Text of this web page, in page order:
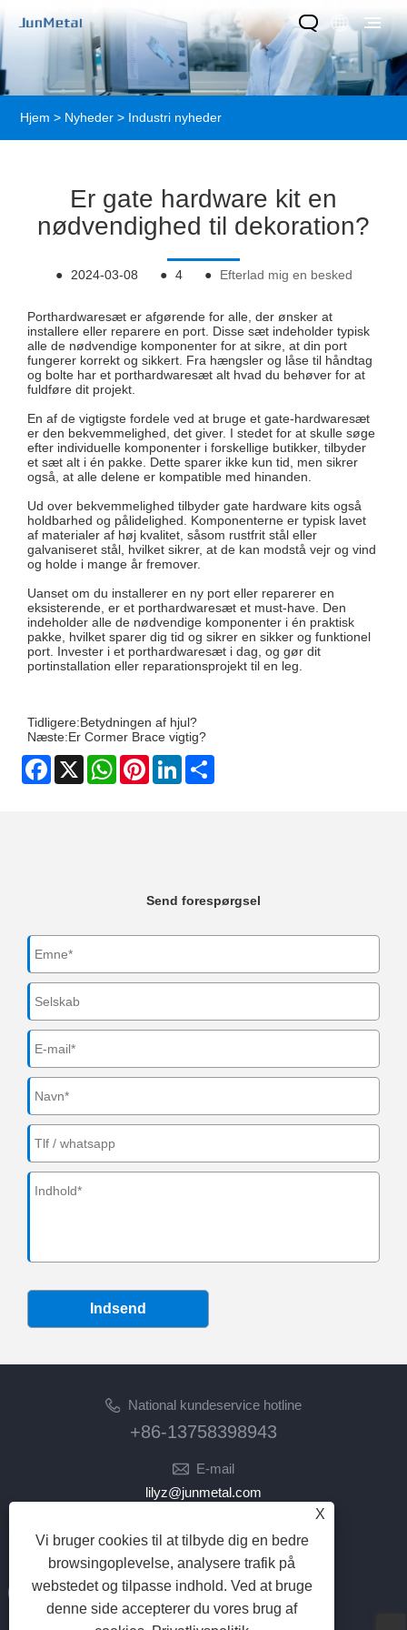
Hjem > Nyheder > Industri nyheder
Er gate hardware kit en
nødvendighed til dekoration?
● 2024-03-08 ● 4 ● Efterlad mig en besked
Porthardwaresæt er afgørende for alle, der ønsker at
installere eller reparere en port. Disse sæt indeholder typisk
alle de nødvendige komponenter for at sikre, at din port
fungerer korrekt og sikkert. Fra hængsler og låse til håndtag
og bolte har et porthardwaresæt alt hvad du behøver for at
fuldføre dit projekt.
En af de vigtigste fordele ved at bruge et gate-hardwaresæt
er den bekvemmelighed, det giver. I stedet for at skulle søge
efter individuelle komponenter i forskellige butikker, tilbyder
et sæt alt i én pakke. Dette sparer ikke kun tid, men sikrer
også, at alle delene er kompatible med hinanden.
Ud over bekvemmelighed tilbyder gate hardware kits også
holdbarhed og pålidelighed. Komponenterne er typisk lavet
af materialer af høj kvalitet, såsom rustfrit stål eller
galvaniseret stål, hvilket sikrer, at de kan modstå vejr og vind
og holde i mange år fremover.
Uanset om du installerer en ny port eller reparerer en
eksisterende, er et porthardwaresæt et must-have. Den
indeholder alle de nødvendige komponenter i én praktisk
pakke, hvilket sparer dig tid og sikrer en sikker og funktionel
port. Invester i et porthardwaresæt i dag, og gør dit
portinstallation eller reparationsprojekt til en leg.
Tidligere:Betydningen af ​​hjul?
Næste:Er Cormer Brace vigtig?
Facebook
X WhatsAppPinterestLinkedIn
Send forespørgsel
Indsend
National kundeservice hotline
+86-13758398943
E-mail
lilyz@junmetal.com
FØLG OS
X
Vi bruger cookies til at tilbyde dig en bedre
browsingoplevelse, analysere trafik på
webstedet og tilpasse indhold. Ved at bruge
denne side accepterer du vores brug af